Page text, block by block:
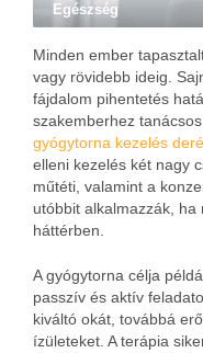
Egészség
Minden ember
vagy rövidebb ideig.
fájdalom pihentetés
szakemberhez
gyógytorna kezelés
elleni kezelés két nagy
műtéti, valamint a
utóbbit alkalmazzák, ha
háttérben.
A gyógytorna célja
passzív és aktív
kiváltó okát, továbbá
ízületeket. A terápia